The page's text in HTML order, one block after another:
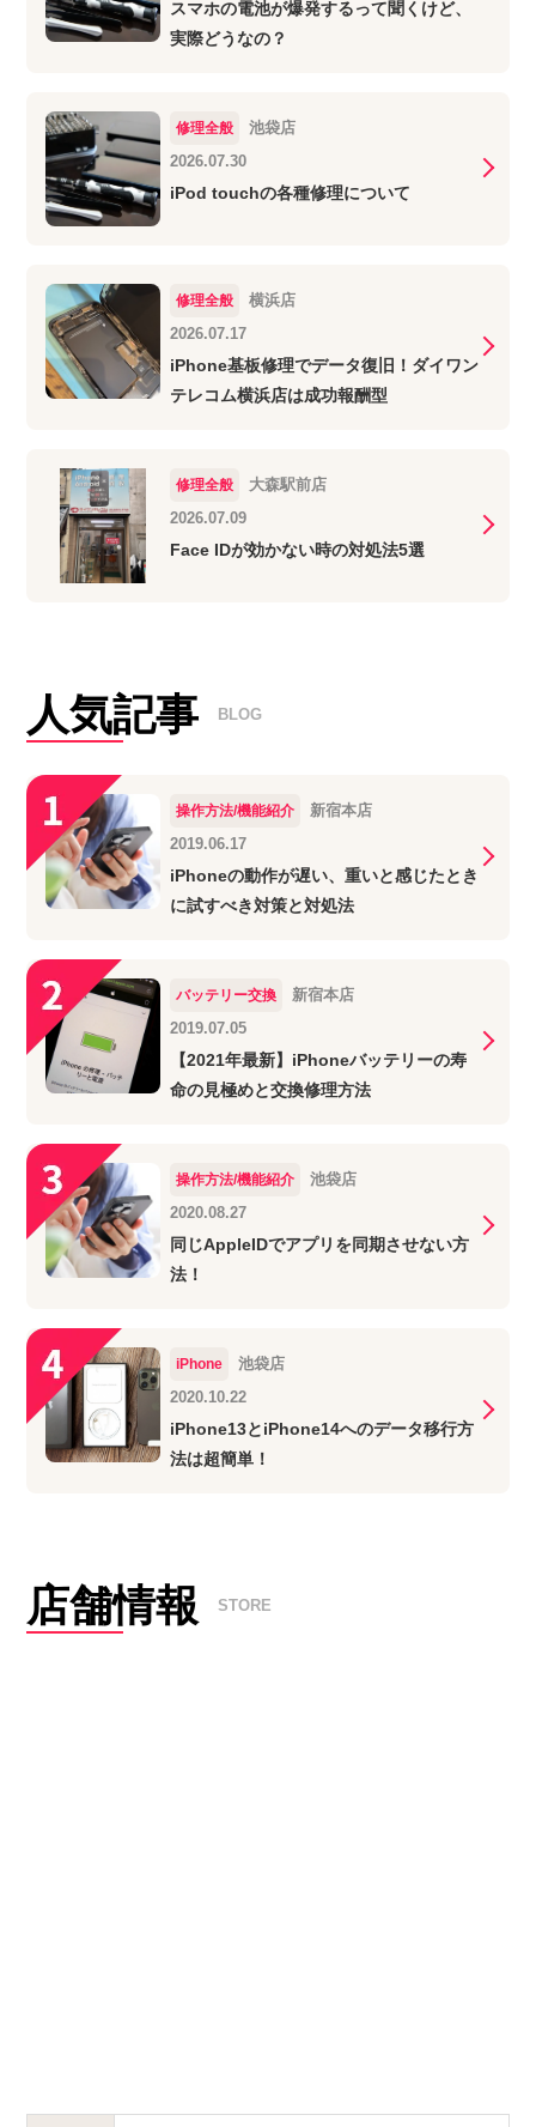
スマホの電池が爆発するって聞くけど、
実際どうなの？
修理全般
池袋店
2026.07.30
iPod touchの各種修理について
修理全般
横浜店
2026.07.17
iPhone基板修理でデータ復旧！ダイワン
テレコム横浜店は成功報酬型
修理全般
大森駅前店
2026.07.09
Face IDが効かない時の対処法5選
人気記事 BLOG
操作方法/機能紹介
新宿本店
2019.06.17
iPhoneの動作が遅い、重いと感じたとき
に試すべき対策と対処法
バッテリー交換
新宿本店
2019.07.05
【2021年最新】iPhoneバッテリーの寿
命の見極めと交換修理方法
操作方法/機能紹介
池袋店
2020.08.27
同じAppleIDでアプリを同期させない方
法！
iPhone
池袋店
2020.10.22
iPhone13とiPhone14へのデータ移行方
法は超簡単！
店舗情報 STORE